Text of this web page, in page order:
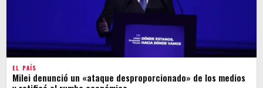
EL PAÍS
Milei denunció un «ataque desproporcionado» de los medios